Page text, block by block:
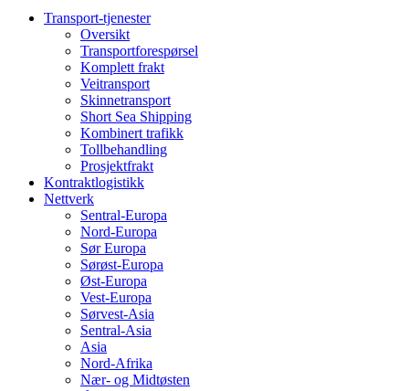
Transport-tjenester
Oversikt
Transportforespørsel
Komplett frakt
Veitransport
Skinnetransport
Short Sea Shipping
Kombinert trafikk
Tollbehandling
Prosjektfrakt
Kontraktlogistikk
Nettverk
Sentral-Europa
Nord-Europa
Sør Europa
Sørøst-Europa
Øst-Europa
Vest-Europa
Sørvest-Asia
Sentral-Asia
Asia
Nord-Afrika
Nær- og Midtøsten